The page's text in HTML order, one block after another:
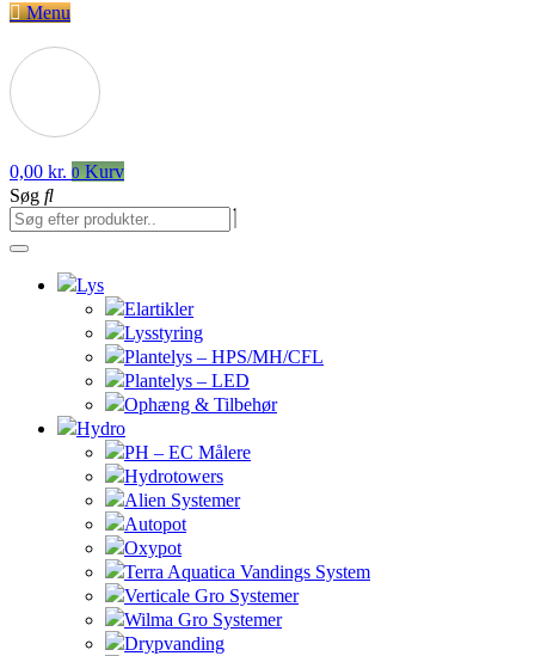
Menu
0,00 kr. 0 Kurv
Søg
Lys
Elartikler
Lysstyring
Plantelys – HPS/MH/CFL
Plantelys – LED
Ophæng & Tilbehør
Hydro
PH – EC Målere
Hydrotowers
Alien Systemer
Autopot
Oxypot
Terra Aquatica Vandings System
Verticale Gro Systemer
Wilma Gro Systemer
Drypvanding